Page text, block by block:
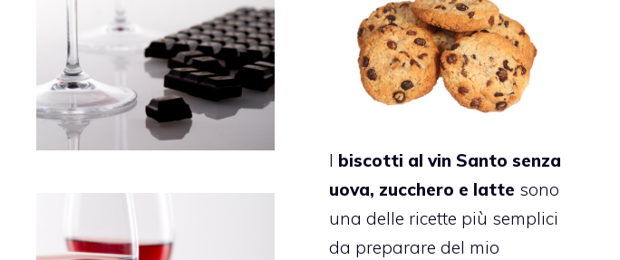
I biscotti al vin Santo senza
uova, zucchero e latte sono
una delle ricette più semplici
da preparare del mio